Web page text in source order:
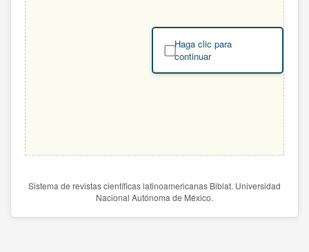
Haga clic para
continuar
Sistema de revistas científicas latinoamericanas Biblat. Universidad
Nacional Autónoma de México.